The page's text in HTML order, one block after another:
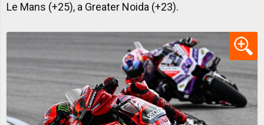
Le Mans (+25), a Greater Noida (+23).